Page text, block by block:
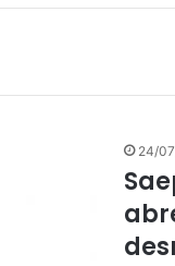
24/